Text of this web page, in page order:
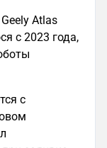
Atlas
с 2023 года,
с